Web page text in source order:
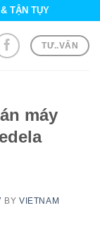
TẬN TỤY
TƯ..VẤN
máy
BYVIETNAM